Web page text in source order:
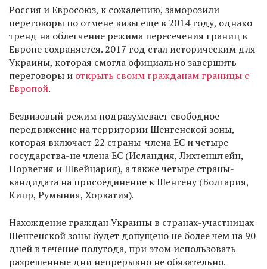
Россия и Евросоюз, к сожалению, заморозили
переговоры по отмене визы еще в 2014 году, однако
тренд на облегчение режима пересечения границ в
Европе сохраняется. 2017 год стал историческим для
Украины, которая смогла официально завершить
переговоры и открыть своим гражданам границы с
Европой.
Безвизовый режим подразумевает свободное
передвижение на территории Шенгенской зоны,
которая включает 22 страны-члена ЕC и четыре
государства-не члена ЕС (Исландия, Лихтенштейн,
Норвегия и Швейцария), а также четыре страны-
кандидата на присоединение к Шенгену (Болгария,
Кипр, Румыния, Хорватия).
Нахождение граждан Украины в странах-участницах
Шенгенской зоны будет допущено не более чем на 90
дней в течение полугода, при этом использовать
разрешенные дни непрерывно не обязательно.